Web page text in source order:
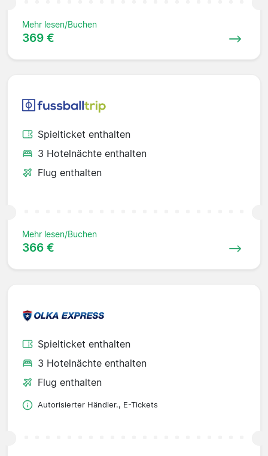
Mehr lesen/Buchen
369 €
Spielticket enthalten
3 Hotelnächte enthalten
Flug enthalten
Mehr lesen/Buchen
366 €
Spielticket enthalten
3 Hotelnächte enthalten
Flug enthalten
Autorisierter Händler., E-Tickets